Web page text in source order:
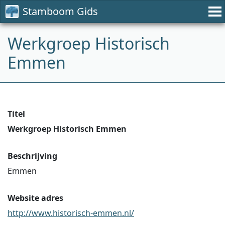
Stamboom Gids
Werkgroep Historisch
Emmen
Titel
Werkgroep Historisch Emmen
Beschrijving
Emmen
Website adres
http://www.historisch-emmen.nl/